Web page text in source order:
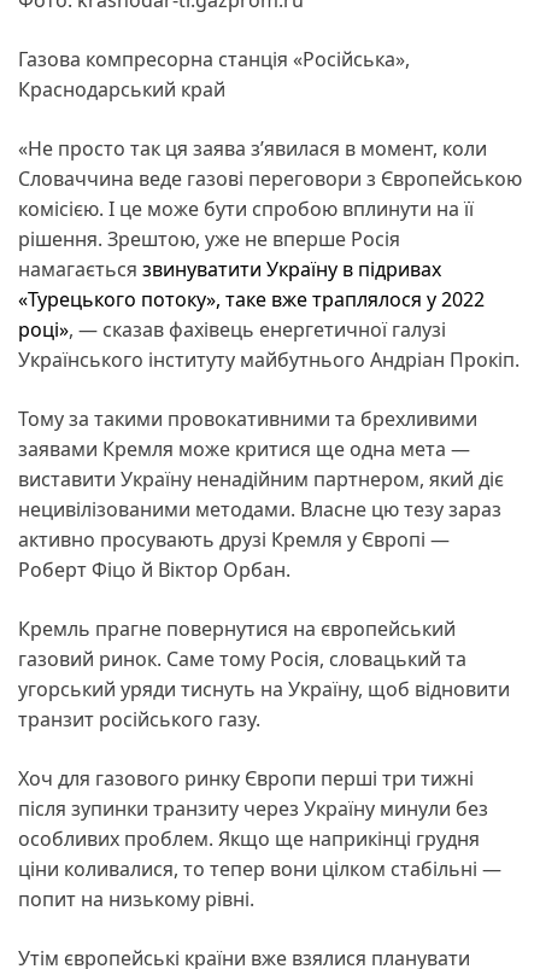
Газова компресорна станція «Російська»,
Краснодарський край
«Не просто так ця заява з’явилася в момент, коли
Словаччина веде газові переговори з Європейською
комісією. І це може бути спробою вплинути на її
рішення. Зрештою, уже не вперше Росія
намагається звинуватити Україну в підривах
«Турецького потоку», таке вже траплялося у 2022
році», — сказав фахівець енергетичної галузі
Українського інституту майбутнього Андріан Прокіп.
Тому за такими провокативними та брехливими
заявами Кремля може критися ще одна мета —
виставити Україну ненадійним партнером, який діє
нецивілізованими методами. Власне цю тезу зараз
активно просувають друзі Кремля у Європі —
Роберт Фіцо й Віктор Орбан.
Кремль прагне повернутися на європейський
газовий ринок. Саме тому Росія, словацький та
угорський уряди тиснуть на Україну, щоб відновити
транзит російського газу.
Хоч для газового ринку Європи перші три тижні
після зупинки транзиту через Україну минули без
особливих проблем. Якщо ще наприкінці грудня
ціни коливалися, то тепер вони цілком стабільні —
попит на низькому рівні.
Утім європейські країни вже взялися планувати